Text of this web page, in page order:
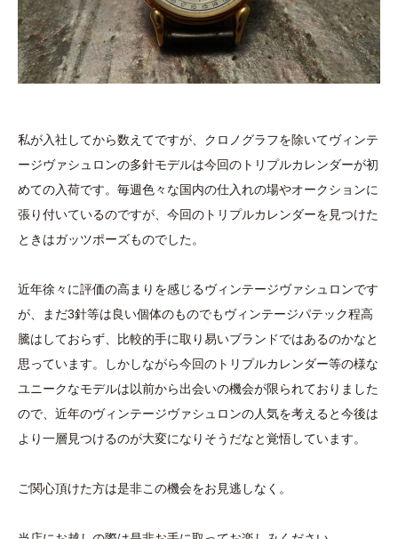
私が入社してから数えてですが、クロノグラフを除いてヴィンテ
ージヴァシュロンの多針モデルは今回のトリプルカレンダーが初
めての入荷です。毎週色々な国内の仕入れの場やオークションに
張り付いているのですが、今回のトリプルカレンダーを見つけた
ときはガッツポーズものでした。
近年徐々に評価の高まりを感じるヴィンテージヴァシュロンです
が、まだ3針等は良い個体のものでもヴィンテージパテック程高
騰はしておらず、比較的手に取り易いブランドではあるのかなと
思っています。しかしながら今回のトリプルカレンダー等の様な
ユニークなモデルは以前から出会いの機会が限られておりました
ので、近年のヴィンテージヴァシュロンの人気を考えると今後は
より一層見つけるのが大変になりそうだなと覚悟しています。
ご関心頂けた方は是非この機会をお見逃しなく。